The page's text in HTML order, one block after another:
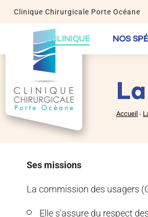
Clinique Chirurgicale Porte Océane
LA CLINIQUE NOS
Accueil -
Ses missions
La commission des usagers
Elle s'assure du respect